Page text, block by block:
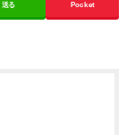
送る Pocket